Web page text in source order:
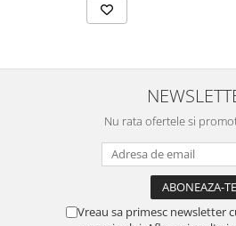
Nu rata ofertele si
Vreau sa primesc newsletter